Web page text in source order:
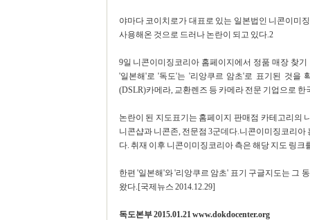
야마다 코이치로가 대표로 있는 일본법인 니콘이미
사용해온 것으로 드러나 논란이 되고 있다.2
9일 니콘이미징코리아 홈페이지에서 정품 매장 찾
'일본해'로 '독도'는 '리앙쿠르 암초'로 표기된 것을
(DSLR)카메라, 교환렌즈 등 카메라 전문 기업으로 한
논란이 된 지도표기는 홈페이지 판매점 카테고리의
니콘샵과 니콘존, 전문점 3군데다.니콘이미징코리
다. 취재 이후 니콘이미징코리아 측은 해당 지도 링
한편 '일본해'와 '리앙쿠르 암초' 표기 구글지도는 그
왔다.[국제뉴스 2014.12.29]
독도본부 2015.01.21 www.dokdocenter.org